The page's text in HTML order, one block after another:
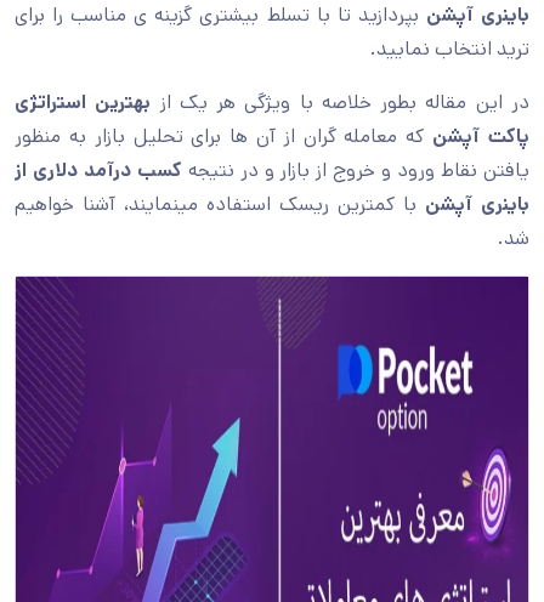
باینری آپشن بپردازید تا با تسلط بیشتری گزینه ی مناسب را برای
ترید انتخاب نمایید.
در این مقاله بطور خلاصه با ویژگی هر یک از بهترین استراتژی
پاکت آپشن که معامله گران از آن ها برای تحلیل بازار به منظور
یافتن نقاط ورود و خروج از بازار و در نتیجه کسب درآمد دلاری از
باینری آپشن با کمترین ریسک استفاده مینمایند، آشنا خواهیم
شد.